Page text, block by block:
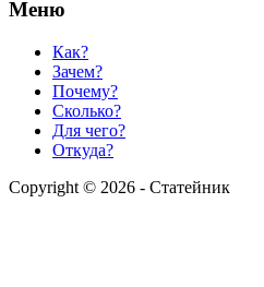
Меню
Как?
Зачем?
Почему?
Сколько?
Для чего?
Откуда?
Copyright © 2026 - Статейник